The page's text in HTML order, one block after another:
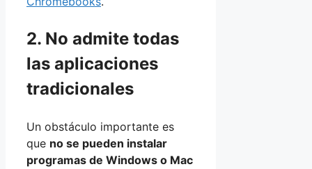
2. No admite todas
las aplicaciones
tradicionales
Un obstáculo importante es
que no se pueden instalar
programas de Windows o Mac